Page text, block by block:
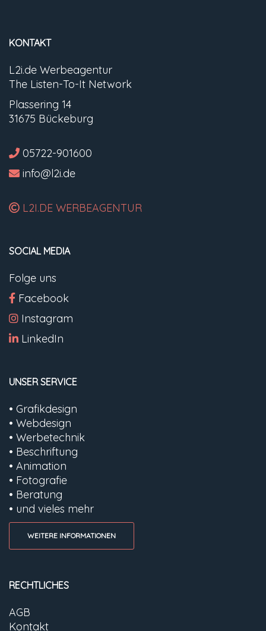
KONTAKT
L2i.de Werbeagentur
The Listen-To-It Network
Plassering 14
31675 Bückeburg
05722-901600
info@l2i.de
L2I.DE WERBEAGENTUR
SOCIAL MEDIA
Folge uns
Facebook
Instagram
LinkedIn
UNSER SERVICE
• Grafikdesign
• Webdesign
• Werbetechnik
• Beschriftung
• Animation
• Fotografie
• Beratung
• und vieles mehr
WEITERE INFORMATIONEN
RECHTLICHES
AGB
Kontakt